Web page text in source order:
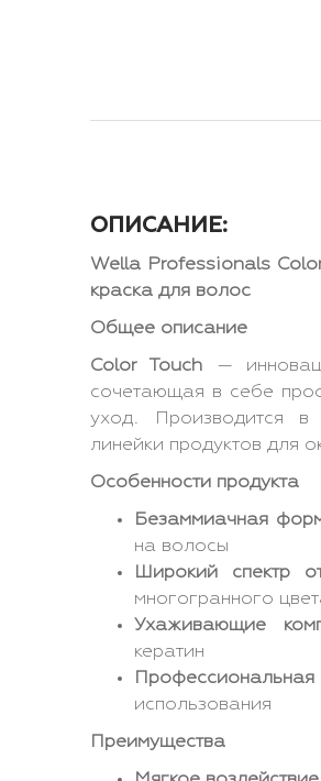
ОПИСАНИЕ:
Wella Professionals
краска для волос
Общее описание
Color Touch —
сочетающая в себе
уход. Производится в
линейки продуктов для
Особенности продукта
Безаммиачная
на волосы
Широкий спектр
многогранного
Ухаживающие
кератин
использования
Преимущества